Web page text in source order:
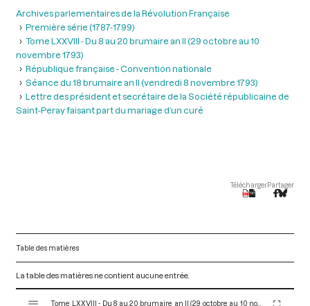
Archives parlementaires de la Révolution Française
Première série (1787-1799)
Tome LXXVIII - Du 8 au 20 brumaire an II (29 octobre au 10
novembre 1793)
République française - Convention nationale
Séance du 18 brumaire an II (vendredi 8 novembre 1793)
Lettre des président et secrétaire de la Société républicaine de
Saint-Peray faisant part du mariage d’un curé
TéléchargerPartager
Table des matières
La table des matières ne contient aucune entrée.